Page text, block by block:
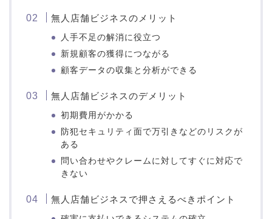
無人店舗ビジネスのメリット
人手不足の解消に役立つ
新規顧客の獲得につながる
顧客データの収集と分析ができる
無人店舗ビジネスのデメリット
初期費用がかかる
防犯セキュリティ面で万引きなどのリスクが
ある
問い合わせやクレームに対してすぐに対応で
きない
無人店舗ビジネスで押さえるべきポイント